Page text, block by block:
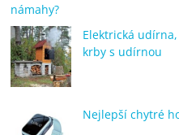
námahy?
Elektrická
krby s udírnou
Nejlepší chytré